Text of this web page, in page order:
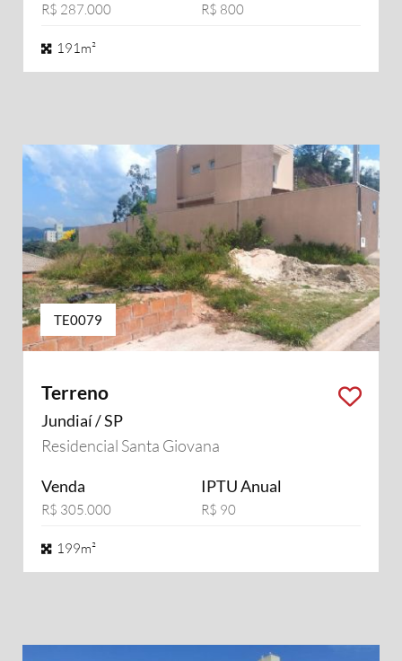
R$ 287.000 R$ 800
191m²
TE0079
Terreno
Jundiaí / SP
Residencial Santa Giovana
Venda
R$ 305.000
IPTU Anual
R$ 90
199m²